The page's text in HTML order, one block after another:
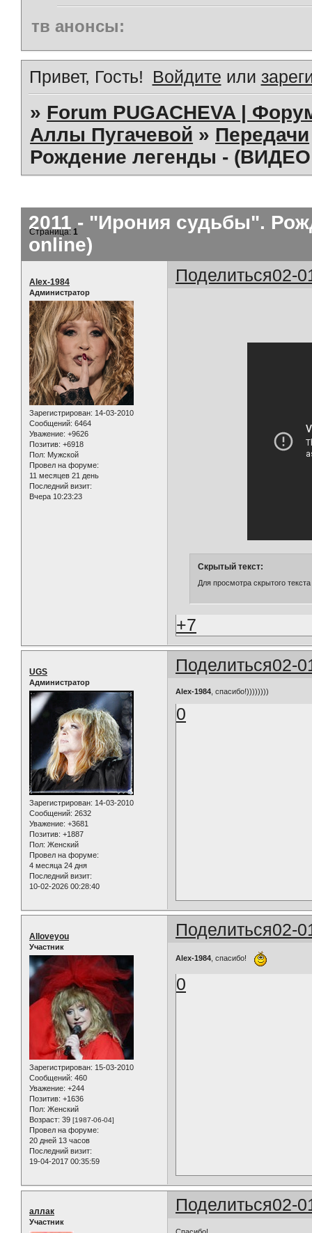
тв анонсы:
Привет, Гость! Войдите или
» Forum PUGACHEVA |
Аллы Пугачевой » Передачи
Рождение легенды -
2011 - "Ирония судьбы".
online)
Страница:1
Поделиться02-
Alex-1984
Администратор
Зарегистрирован: 14-03-2010
Сообщений: 6464
Уважение: +9626
Позитив: +6918
Пол: Мужской
Провел на форуме:
11 месяцев 21 день
Последний визит:
Вчера 10:23:23
Скрытый текст:
Для просмотра скрытого
+7
Поделиться02-
UGS
Администратор
Зарегистрирован: 14-03-2010
Сообщений: 2632
Уважение: +3681
Позитив: +1887
Пол: Женский
Провел на форуме:
4 месяца 24 дня
Последний визит:
10-02-2026 00:28:40
Alex-1984 , спасибо!))))))))
0
Поделиться02-
Alloveyou
Участник
Зарегистрирован: 15-03-2010
Сообщений: 460
Уважение: +244
Позитив: +1636
Пол: Женский
Возраст: 39 [1987-06-04]
Провел на форуме:
20 дней 13 часов
Последний визит:
19-04-2017 00:35:59
Alex-1984 , спасибо!
0
Поделиться02-
аллак
Участник